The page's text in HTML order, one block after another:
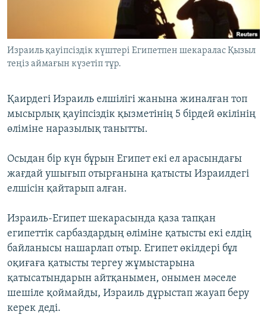
Басқа тілдерде
Израиль қауіпсіздік күштері Египетпен шекаралас Қызыл
теңіз аймағын күзетіп тұр.
Қаирдегі Израиль елшілігі жанына жиналған топ
мысырлық қауіпсіздік қызметінің 5 бірдей өкілінің
өліміне наразылық танытты.
Осыдан бір күн бұрын Египет екі ел арасындағы
жағдай ушығып отырғанына қатысты Израилдегі
елшісін қайтарып алған.
Израиль-Египет шекарасында қаза тапқан
египеттік сарбаздардың өліміне қатысты екі елдің
байланысы нашарлап отыр. Египет өкілдері бұл
оқиғаға қатысты тергеу жұмыстарына
қатысатындарын айтқанымен, онымен мәселе
шешіле қоймайды, Израиль дұрыстап жауап беру
керек деді.